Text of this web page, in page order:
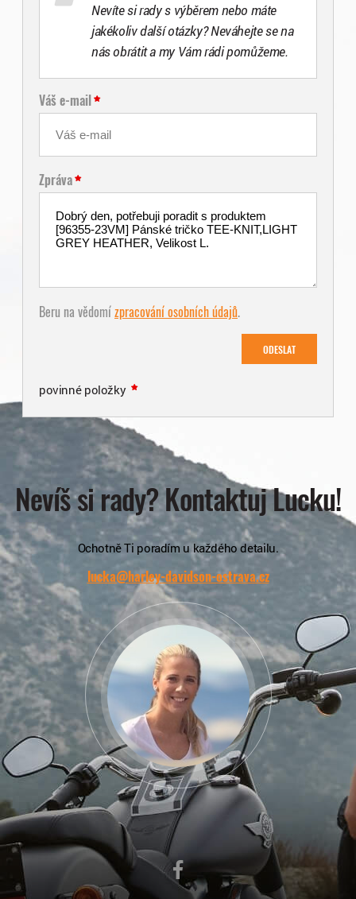
Nevíte si rady s výběrem nebo máte
jakékoliv další otázky? Neváhejte se na
nás obrátit a my Vám rádi pomůžeme.
Váš e-mail
Zpráva
Beru na vědomízpracování osobních údajů.
ODESLAT
povinné položky
Nevíš si rady? Kontaktuj Lucku!
Ochotně Ti poradím u každého detailu.
lucka@harley-davidson-ostrava.cz